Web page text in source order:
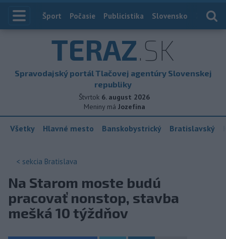
Index
Šport Počasie Publicistika Slovensko
TERAZ.SK
Spravodajský portál Tlačovej agentúry Slovenskej
republiky
Štvrtok 6. august 2026
Meniny má Jozefína
Všetky Hlavné mesto Banskobystrický Bratislavský
< sekcia Bratislava
Na Starom moste budú
pracovať nonstop, stavba
mešká 10 týždňov